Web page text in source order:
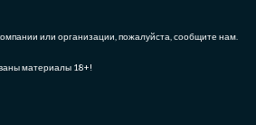
или организации, пожалуйста, сообщите нам.
материалы 18+!